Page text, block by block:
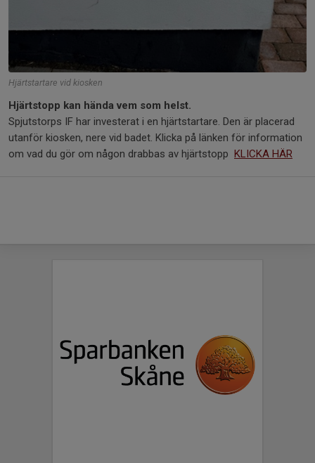
Hjärtstartare vid kiosken
Hjärtstopp kan hända vem som helst.
Spjutstorps IF har investerat i en hjärtstartare. Den är placerad
utanför kiosken, nere vid badet. Klicka på länken för information
om vad du gör om någon drabbas av hjärtstopp KLICKA HÄR